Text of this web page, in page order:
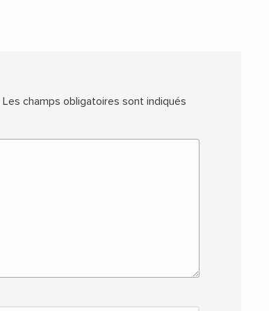
Les champs obligatoires sont indiqués